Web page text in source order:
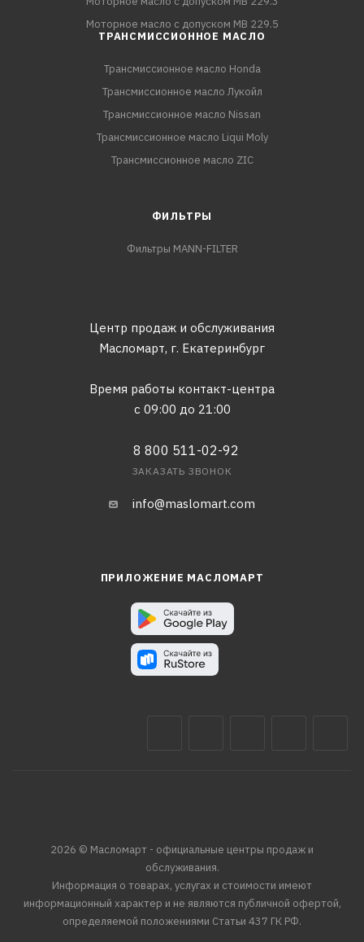
Моторное масло с допуском MB 229.5
ТРАНСМИССИОННОЕ МАСЛО
Трансмиссионное масло Honda
Трансмиссионное масло Лукойл
Трансмиссионное масло Nissan
Трансмиссионное масло Liqui Moly
Трансмиссионное масло ZIC
ФИЛЬТРЫ
Фильтры MANN-FILTER
Центр продаж и обслуживания
Масломарт, г. Екатеринбург
Время работы контакт-центра
с 09:00 до 21:00
8 800 511-02-92
ЗАКАЗАТЬ ЗВОНОК
info@maslomart.com
ПРИЛОЖЕНИЕ МАСЛОМАРТ
2026 © Масломарт - официальные центры продаж и
обслуживания.
Информация о товарах, услугах и стоимости имеют
информационный характер и не являются публичной офертой,
определяемой положениями Статьи 437 ГК РФ.